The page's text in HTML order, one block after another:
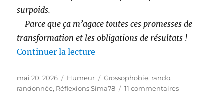
surpoids.
– Parce que ça m’agace toutes ces promesses de
transformation et les obligations de résultats !
Continuer la lecture
Publié
le
mai 20, 2026 Catégories
Humeur Étiquettes
Grossophobie, rando,
randonnée, Réflexions Sima78 11 commentairessur